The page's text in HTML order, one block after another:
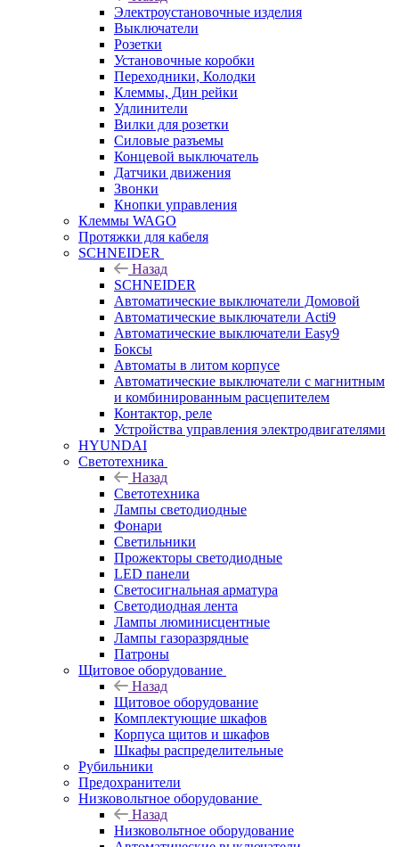
Электроустановочные изделия
Выключатели
Розетки
Установочные коробки
Переходники, Колодки
Клеммы, Дин рейки
Удлинители
Вилки для розетки
Силовые разъемы
Концевой выключатель
Датчики движения
Звонки
Кнопки управления
Клеммы WAGO
Протяжки для кабеля
SCHNEIDER
Назад
SCHNEIDER
Автоматические выключатели Домовой
Автоматические выключатели Acti9
Автоматические выключатели Easy9
Боксы
Автоматы в литом корпусе
Автоматические выключатели с магнитным
и комбинированным расцепителем
Контактор, реле
Устройства управления электродвигателями
HYUNDAI
Светотехника
Назад
Светотехника
Лампы светодиодные
Фонари
Светильники
Прожекторы светодиодные
LED панели
Светосигнальная арматура
Светодиодная лента
Лампы люминисцентные
Лампы газоразрядные
Патроны
Щитовое оборудование
Назад
Щитовое оборудование
Комплектующие шкафов
Корпуса щитов и шкафов
Шкафы распределительные
Рубильники
Предохранители
Низковольтное оборудование
Назад
Низковольтное оборудование